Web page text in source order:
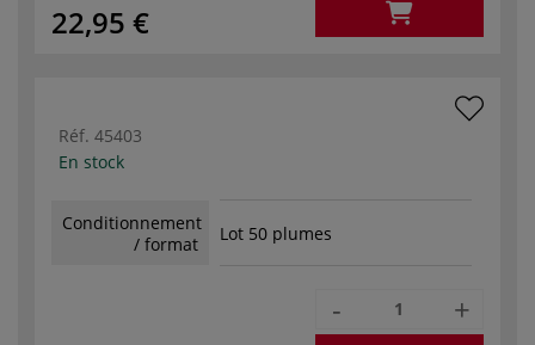
22,95 €
Réf. 45403
En stock
Conditionnement
/ format
Lot 50 plumes
- +